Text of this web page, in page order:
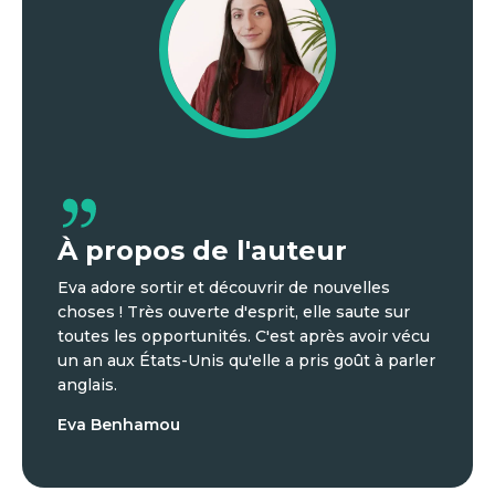
À propos de l'auteur
Eva adore sortir et découvrir de nouvelles
choses ! Très ouverte d'esprit, elle saute sur
toutes les opportunités. C'est après avoir vécu
un an aux États-Unis qu'elle a pris goût à parler
anglais.
Eva Benhamou